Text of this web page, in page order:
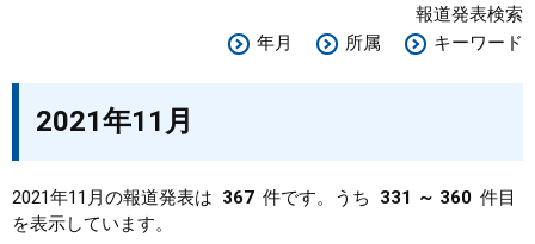
くらし・環境
教育・文化・スポーツ
報道発表検索
年月
所属 キーワード
2021年11月
2021年11月の報道発表は 367 件です。うち 331 ～ 360 件目
を表示しています。